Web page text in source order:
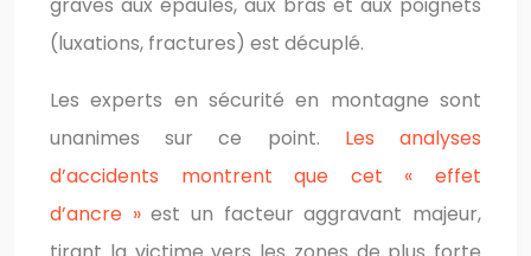
graves aux épaules, aux bras et aux poignets
(luxations, fractures) est décuplé.
Les experts en sécurité en montagne sont
unanimes sur ce point. Les analyses
d’accidents montrent que cet « effet
d’ancre »est un facteur aggravant majeur,